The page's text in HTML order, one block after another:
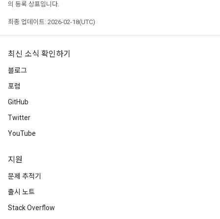
의 등록 상표입니다.
최종 업데이트: 2026-02-18(UTC)
최신 소식 확인하기
블로그
포럼
GitHub
Twitter
YouTube
지원
문제 추적기
출시 노트
Stack Overflow